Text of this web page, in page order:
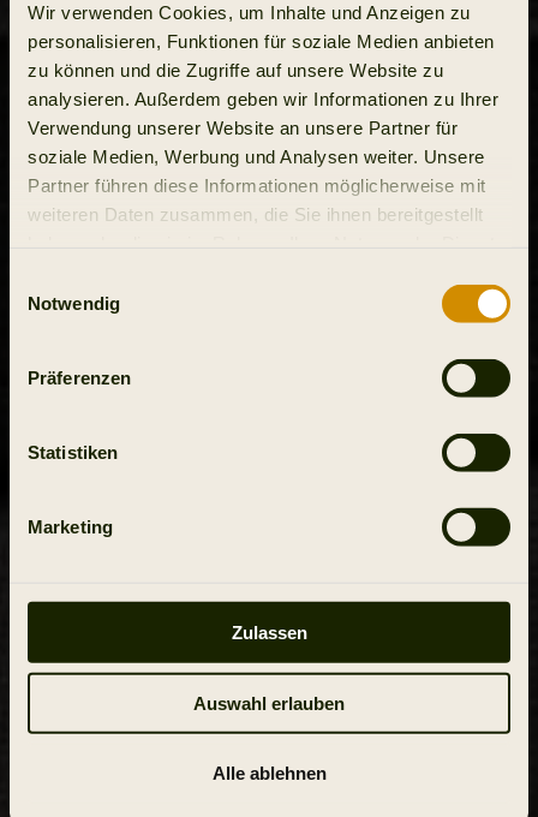
Wir verwenden Cookies, um Inhalte und Anzeigen zu
personalisieren, Funktionen für soziale Medien anbieten
zu können und die Zugriffe auf unsere Website zu
analysieren. Außerdem geben wir Informationen zu Ihrer
Verwendung unserer Website an unsere Partner für
soziale Medien, Werbung und Analysen weiter. Unsere
Partner führen diese Informationen möglicherweise mit
weiteren Daten zusammen, die Sie ihnen bereitgestellt
Notwendig
Präferenzen
Statistiken
Marketing
Zulassen
Auswahl erlauben
Alle ablehnen